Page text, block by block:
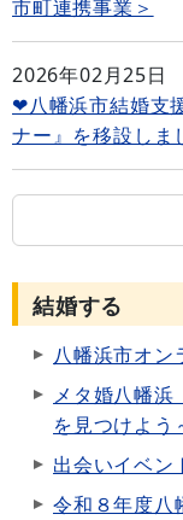
市町連携事業＞
2026年02月25日
❤八幡浜市結婚支
ナー』を移設しま
結婚する
八幡浜市オン
メタ婚八幡
を見つけよう
出会いイベン
令和８年度八